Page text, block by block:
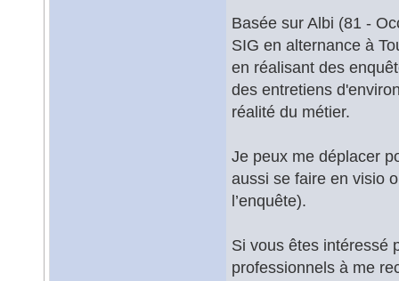
Basée sur Albi (81 -
SIG en alternance à
en réalisant des
des entretiens
réalité du métier.
Je peux me déplacer
aussi se faire en visio
l’enquête).
Si vous êtes intéressé
professionnels à me